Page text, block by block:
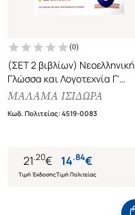
(0)
(ΣΕΤ 2 βιβλίων) Νεοελληνική
Γλώσσα και Λογοτεχνία Γ'
Λυκείου (έκδοση 2026)
ασκήσεις (+απαντήσεις)
ΜΑΛΑΜΑ ΙΣΙΔΩΡΑ
Κωδ. Πολιτείας:4519-0083
21.20€
Τιμή Έκδοσης
14.84€
Τιμή Πολιτείας